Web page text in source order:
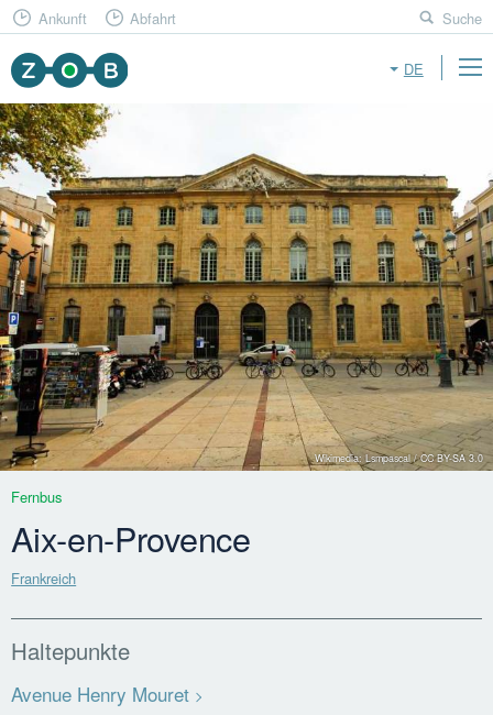
DE
Ankunft Abfahrt Suche
Wikimedia: Lsmpascal / CC BY-SA 3.0
Fernbus
Aix-en-Provence
Frankreich
Haltepunkte
Avenue Henry Mouret